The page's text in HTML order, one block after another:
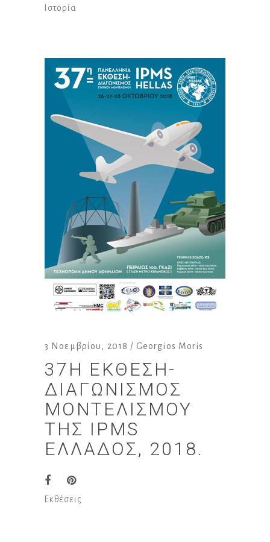
Ιστορία
3 Νοεμβρίου, 2018 Georgios Moris
37Η ΈΚΘΕΣΗ-
ΔΙΑΓΩΝΙΣΜΌΣ
ΜΟΝΤΕΛΙΣΜΟΎ
ΤΗΣ IPMS
ΕΛΛΆΔΟΣ, 2018.
Εκθέσεις